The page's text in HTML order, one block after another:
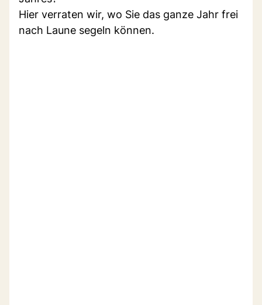
Hier verraten wir, wo Sie das ganze Jahr frei
nach Laune segeln können.